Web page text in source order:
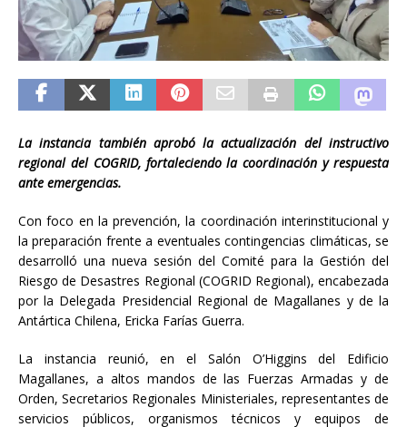
La instancia también aprobó la actualización del instructivo
regional del COGRID, fortaleciendo la coordinación y respuesta
ante emergencias.
Con foco en la prevención, la coordinación interinstitucional y
la preparación frente a eventuales contingencias climáticas, se
desarrolló una nueva sesión del Comité para la Gestión del
Riesgo de Desastres Regional (COGRID Regional), encabezada
por la Delegada Presidencial Regional de Magallanes y de la
Antártica Chilena, Ericka Farías Guerra.
La instancia reunió, en el Salón O’Higgins del Edificio
Magallanes, a altos mandos de las Fuerzas Armadas y de
Orden, Secretarios Regionales Ministeriales, representantes de
servicios públicos, organismos técnicos y equipos de